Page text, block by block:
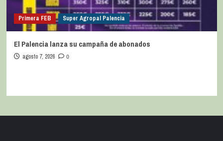
Primera FEB Super Agropal Palencia
El Palencia lanza su campaña de abonados
agosto 7, 2026 0